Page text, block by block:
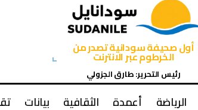
أول صحيفة سودانية تصدر من
الخرطوم عبر الانترنت
رئيس التحرير: طارق الجزولي
الرياضة أعمدة الثقافية بيانات